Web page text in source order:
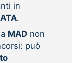
in
.
MADnon
può